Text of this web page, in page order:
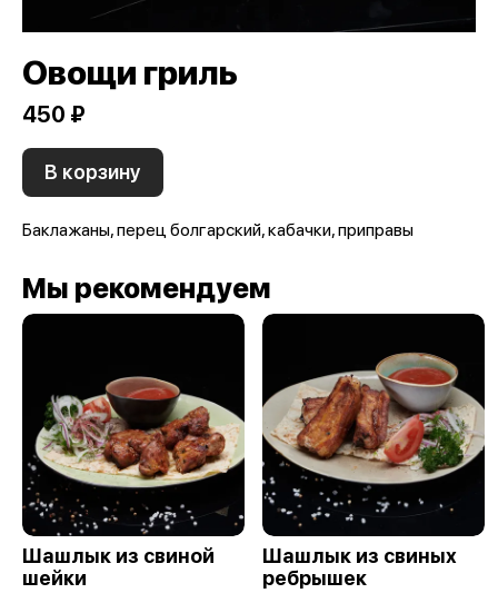
Овощи гриль
450 ₽
В корзину
Баклажаны, перец болгарский, кабачки, приправы
Мы рекомендуем
Шашлык из свиной
шейки
Шашлык из свиных
ребрышек